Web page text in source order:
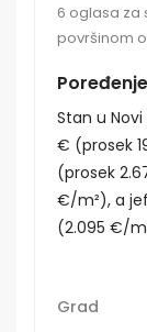
6 oglasa za
površinom
Stan u
€ (prosek
(prosek
€/m²), a
(2.095 €/
Grad